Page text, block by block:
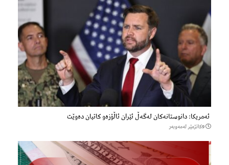
ئەمریکا: دانوستانەکان لەگەڵ ئێران ئاڵۆزەو کاتیان دەوێت
9كاتژمێر لەمەوبەر